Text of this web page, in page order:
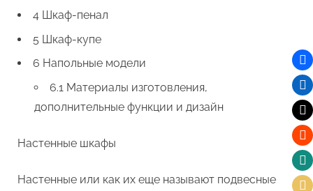
4 Шкаф-пенал
5 Шкаф-купе
6 Напольные модели
6.1 Материалы изготовления,
дополнительные функции и дизайн
Настенные шкафы
Настенные или как их еще называют подвесные